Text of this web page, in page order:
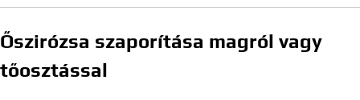
Őszirózsa szaporítása magról vagy
tőosztással